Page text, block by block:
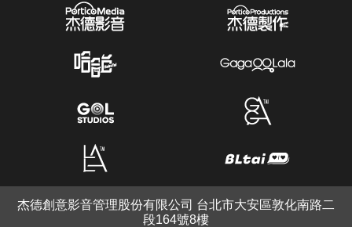
杰德創意影音管理股份有限公司 台北市大安區敦化南路二
段164號8樓